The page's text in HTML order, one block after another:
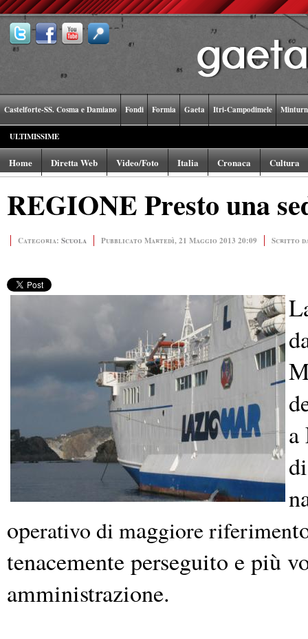
Castelforte-SS. Cosma e Damiano Fondi Formia Gaeta Itri-Campodimele
ULTIMISSIME
Home Diretta Web Video/Foto Italia Cronaca Cultura
REGIONE Presto una
Categoria: Scuola Pubblicato Martedì, 21 Maggio 2013 20:09 Scritto
a
operativo di maggiore riferimen
tenacemente perseguito e più
amministrazione.